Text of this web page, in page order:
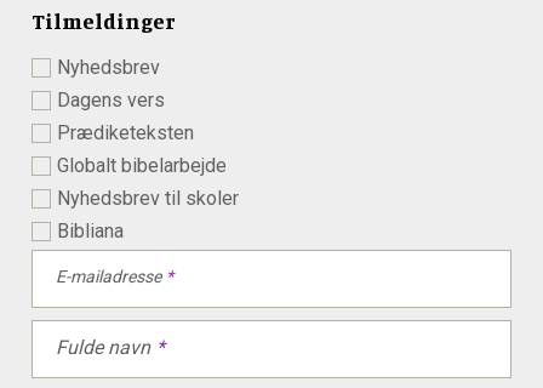
Tilmeldinger
Nyhedsbrev
Dagens vers
Prædiketeksten
Globalt bibelarbejde
Nyhedsbrev til skoler
Bibliana
E-mailadresse
Fulde navn